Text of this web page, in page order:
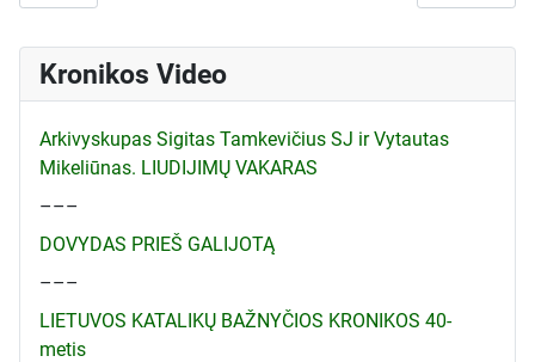
Kronikos Video
Arkivyskupas Sigitas Tamkevičius SJ ir Vytautas
Mikeliūnas. LIUDIJIMŲ VAKARAS
–––
DOVYDAS PRIEŠ GALIJOTĄ
–––
LIETUVOS KATALIKŲ BAŽNYČIOS KRONIKOS 40-
metis